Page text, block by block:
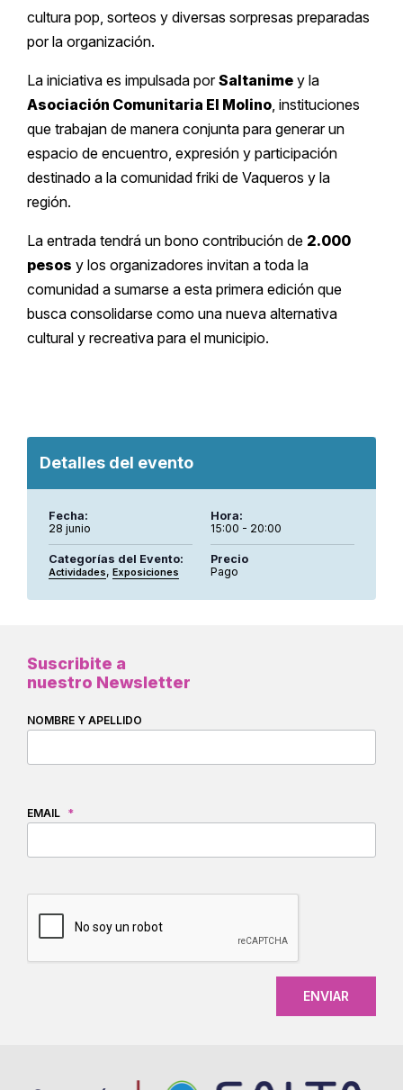
cultura pop, sorteos y diversas sorpresas preparadas
por la organización.
La iniciativa es impulsada porSaltanime y la
Asociación Comunitaria El Molino , instituciones
que trabajan de manera conjunta para generar un
espacio de encuentro, expresión y participación
destinado a la comunidad friki de Vaqueros y la
región.
La entrada tendrá un bono contribución de 2.000
pesos y los organizadores invitan a toda la
comunidad a sumarse a esta primera edición que
busca consolidarse como una nueva alternativa
cultural y recreativa para el municipio.
Detalles del evento
Fecha:
28 junio
Hora:
15:00 - 20:00
Categorías del Evento:
Actividades, Exposiciones
Precio
Pago
Suscribite a
nuestro Newsletter
NOMBRE Y APELLIDO
EMAIL *